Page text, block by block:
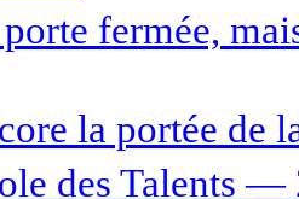
fermée,
la portée de
des Talents —